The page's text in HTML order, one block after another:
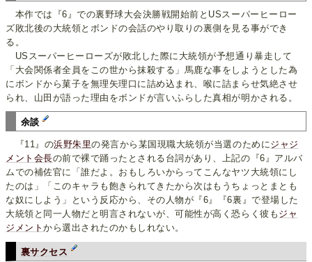
本作では『6』での裏野球大会決勝戦開始前とUSスーパーヒーロー
ズ敗北後の大統領とボンドの会話のやり取りの裏側を見る事ができ
る。
USスーパーヒーローズが敗北した際に大統領が予想通り暴走して
「大会関係者全員をこの世から抹殺する」馬鹿な事をしようとした為
にボンドから菓子を無理矢理口に詰め込まれ、喉に詰まらせ気絶させ
られ、山田が語った理由をボンドが言いふらした真相が明かされる。
余談
『11』の浜野朱里の発言から某国現職大統領が当選のためにジャジ
メント会長の前で裸で踊ったとされる台詞があり、上記の『6』アルバ
ムでの補佐官に「誰だよ。おもしろいからってこんなヤツ大統領にし
たのは」「このキャラも飽きられてきたから次はもうちょっとまとも
な奴にしよう」という反応から、その人物が『6』『6裏』で登場した
大統領と同一人物だと明言されないが、可能性が高く恐らく彼も ジャ
ジメントから選出されたのかもしれない。
裏サクセス